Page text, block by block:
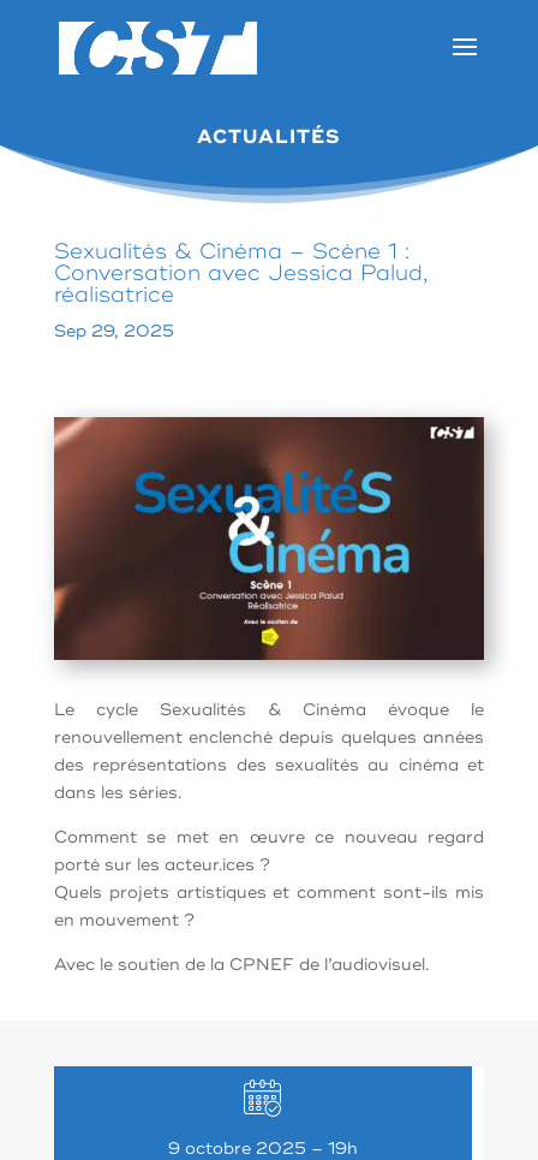
ACTUALITÉS
Sexualités & Cinéma – Scène 1 :
Conversation avec Jessica Palud,
réalisatrice
Sep 29, 2025
Le cycle Sexualités & Cinéma évoque le
renouvellement enclenché depuis quelques années
des représentations des sexualités au cinéma et
dans les séries.
Comment se met en œuvre ce nouveau regard
porté sur les acteur.ices ?
Quels projets artistiques et comment sont-ils mis
en mouvement ?
Avec le soutien de la CPNEF de l’audiovisuel.
9 octobre 2025 – 19h